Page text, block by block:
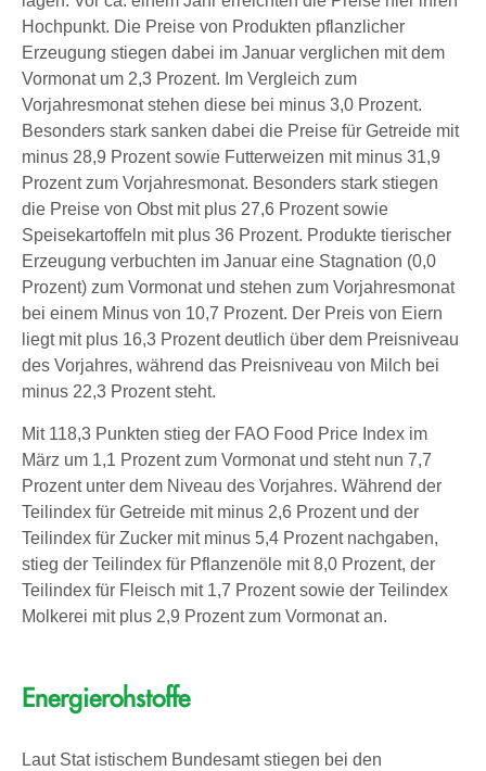
Hochpunkt. Die Preise von Produkten pflanzlicher
Erzeugung stiegen dabei im Januar verglichen mit dem
Vormonat um 2,3 Prozent. Im Vergleich zum
Vorjahresmonat stehen diese bei minus 3,0 Prozent.
Besonders stark sanken dabei die Preise für Getreide mit
minus 28,9 Prozent sowie Futterweizen mit minus 31,9
Prozent zum Vorjahresmonat. Besonders stark stiegen
die Preise von Obst mit plus 27,6 Prozent sowie
Speisekartoffeln mit plus 36 Prozent. Produkte tierischer
Erzeugung verbuchten im Januar eine Stagnation (0,0
Prozent) zum Vormonat und stehen zum Vorjahresmonat
bei einem Minus von 10,7 Prozent. Der Preis von Eiern
liegt mit plus 16,3 Prozent deutlich über dem Preisniveau
des Vorjahres, während das Preisniveau von Milch bei
minus 22,3 Prozent steht.
Mit 118,3 Punkten stieg der FAO Food Price Index im
März um 1,1 Prozent zum Vormonat und steht nun 7,7
Prozent unter dem Niveau des Vorjahres. Während der
Teilindex für Getreide mit minus 2,6 Prozent und der
Teilindex für Zucker mit minus 5,4 Prozent nachgaben,
stieg der Teilindex für Pflanzenöle mit 8,0 Prozent, der
Teilindex für Fleisch mit 1,7 Prozent sowie der Teilindex
Molkerei mit plus 2,9 Prozent zum Vormonat an.
Energierohstoffe
Laut Stat istischem Bundesamt stiegen bei den